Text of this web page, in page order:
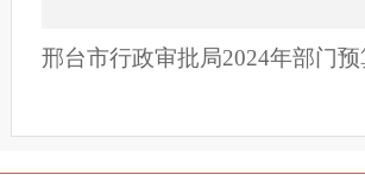
邢台市行政审批局2024年部门